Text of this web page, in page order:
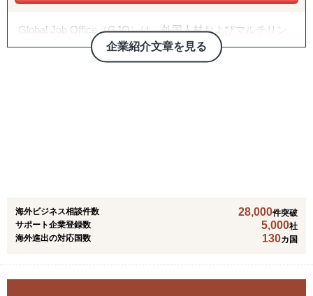
・人材提案
企業紹介文章を見る
Global Job Office（GJO）は、外国人材およびマルチリン
ガル人材の採用・派遣・紹介を専門的に担う部門として、
企業のグローバル人材活用を総合的に支援しています。英
海外ビジネス相談件数 28,000件突破
サポート企業登録数
5,000社
海外進出の対応国数
130カ国